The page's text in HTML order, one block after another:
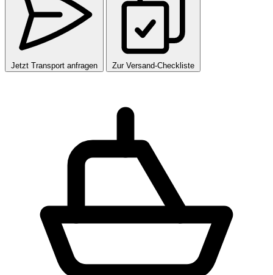
Jetzt Transport anfragen Zur Versand-Checkliste